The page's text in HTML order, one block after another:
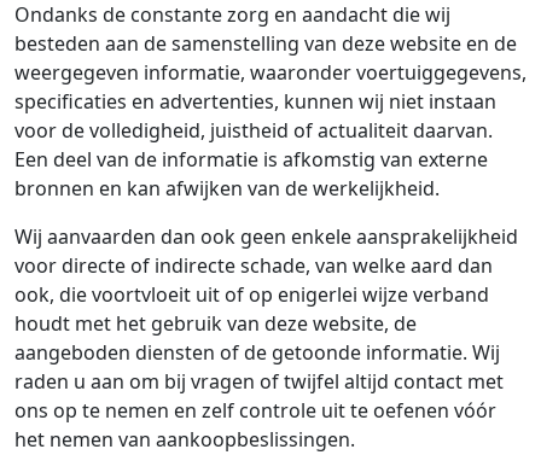
Ondanks de constante zorg en aandacht die wij
besteden aan de samenstelling van deze website en de
weergegeven informatie, waaronder voertuiggegevens,
specificaties en advertenties, kunnen wij niet instaan
voor de volledigheid, juistheid of actualiteit daarvan.
Een deel van de informatie is afkomstig van externe
bronnen en kan afwijken van de werkelijkheid.
Wij aanvaarden dan ook geen enkele aansprakelijkheid
voor directe of indirecte schade, van welke aard dan
ook, die voortvloeit uit of op enigerlei wijze verband
houdt met het gebruik van deze website, de
aangeboden diensten of de getoonde informatie. Wij
raden u aan om bij vragen of twijfel altijd contact met
ons op te nemen en zelf controle uit te oefenen vóór
het nemen van aankoopbeslissingen.